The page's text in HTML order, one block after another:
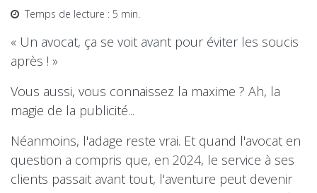
Temps de lecture : 5 min.
« Un avocat, ça se voit avant pour éviter les soucis
après ! »
Vous aussi, vous connaissez la maxime ? Ah, la
magie de la publicité...
Néanmoins, l'adage reste vrai. Et quand l'avocat en
question a compris que, en 2024, le service à ses
clients passait avant tout, l'aventure peut devenir